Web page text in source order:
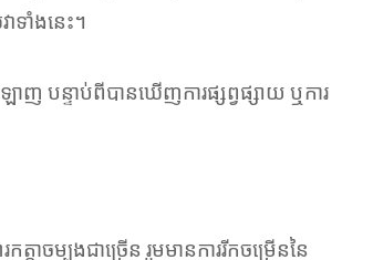
ទាំងនេះ។
បន្ទាប់ពីបានឃើញការផ្សព្វផ្សាយ ឬការ
ម្បងជាច្រើន រួមមានការរីកចម្រើននៃ